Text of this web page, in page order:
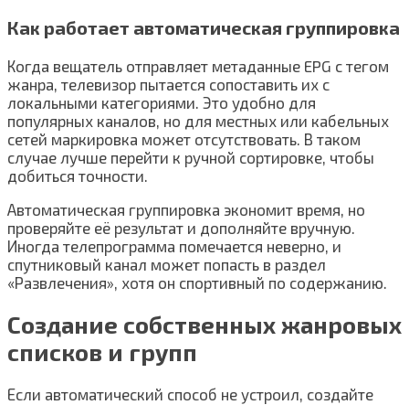
Как работает автоматическая группировка
Когда вещатель отправляет метаданные EPG с тегом
жанра, телевизор пытается сопоставить их с
локальными категориями. Это удобно для
популярных каналов, но для местных или кабельных
сетей маркировка может отсутствовать. В таком
случае лучше перейти к ручной сортировке, чтобы
добиться точности.
Автоматическая группировка экономит время, но
проверяйте её результат и дополняйте вручную.
Иногда телепрограмма помечается неверно, и
спутниковый канал может попасть в раздел
«Развлечения», хотя он спортивный по содержанию.
Создание собственных жанровых
списков и групп
Если автоматический способ не устроил, создайте